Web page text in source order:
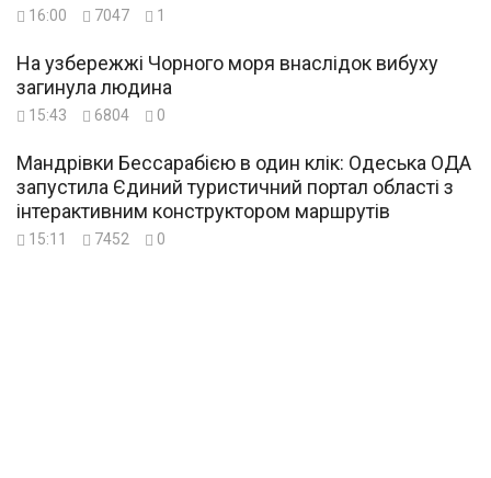
16:00 7047 1
На узбережжі Чорного моря внаслідок вибуху
загинула людина
15:43 6804 0
Мандрівки Бессарабією в один клік: Одеська ОДА
запустила Єдиний туристичний портал області з
інтерактивним конструктором маршрутів
15:11 7452 0